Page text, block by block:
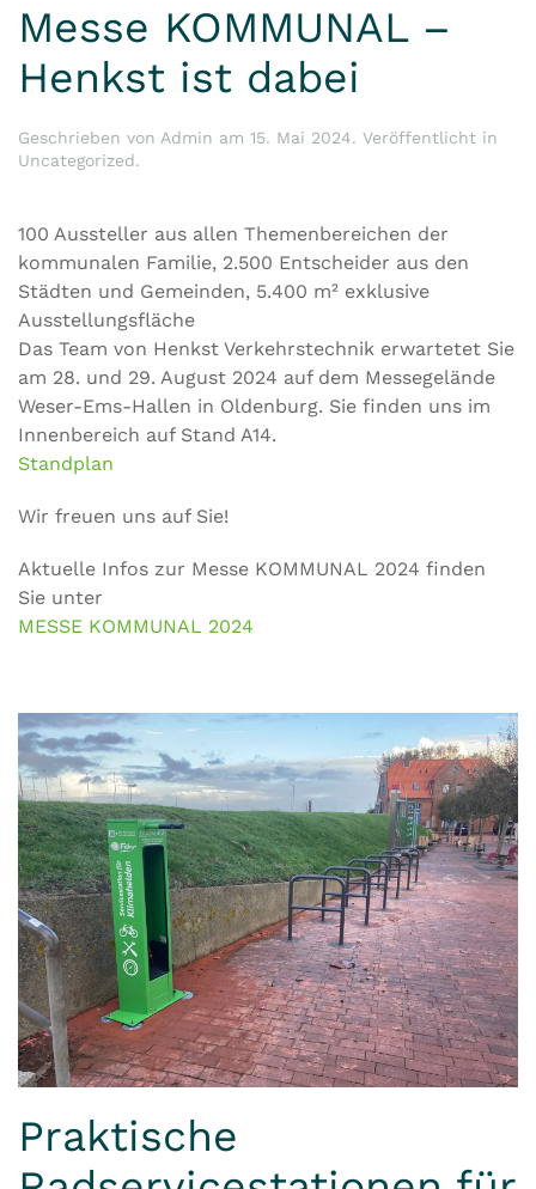
Messe KOMMUNAL –
Henkst ist dabei
Geschrieben von Admin am 15. Mai 2024. Veröffentlicht in
Uncategorized.
100 Aussteller aus allen Themenbereichen der
kommunalen Familie, 2.500 Entscheider aus den
Städten und Gemeinden, 5.400 m² exklusive
Ausstellungsfläche
Das Team von Henkst Verkehrstechnik erwartetet Sie
am 28. und 29. August 2024 auf dem Messegelände
Weser-Ems-Hallen in Oldenburg. Sie finden uns im
Innenbereich auf Stand A14.
Standplan
Wir freuen uns auf Sie!
Aktuelle Infos zur Messe KOMMUNAL 2024 finden
Sie unter
MESSE KOMMUNAL 2024
Praktische